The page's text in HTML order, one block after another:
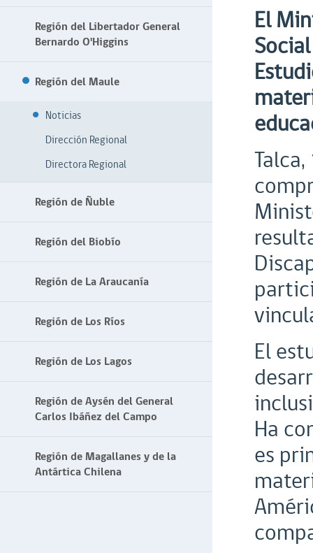
Región del Libertador General
Bernardo O'Higgins
Región del Maule
Noticias
Dirección Regional
Directora Regional
Región de Ñuble
Región del Biobío
Región de La Araucanía
Región de Los Ríos
Región de Los Lagos
Región de Aysén del General
Carlos Ibáñez del Campo
Región de Magallanes y de la
Antártica Chilena
El
El
Ha
es